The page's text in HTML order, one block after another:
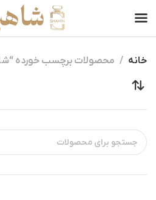
خانه محصولات برچسب خورده